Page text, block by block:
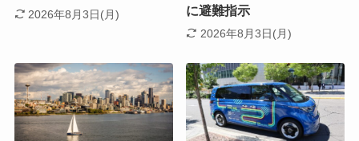
2026年8月3日(月)
に避難指示
2026年8月3日(月)